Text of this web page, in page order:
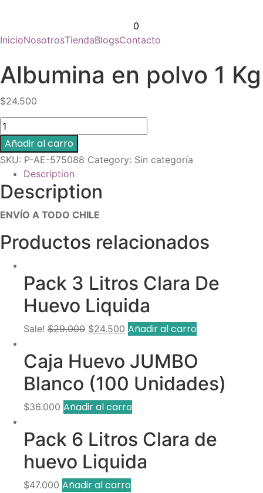
0
InicioNosotrosTiendaBlogsContacto
Albumina en polvo 1 Kg
$24.500
Albumina
en
polvo
1
quantity
Añadir al carro
SKU: P-AE-575088 Category: Sin categoría
Description
Description
ENVÍO A TODO CHILE
Productos relacionados
Pack 3 Litros Clara De
Huevo Liquida
Sale! $29.000 Original
was:
$29.000.
$24.500 Current
$24.500.
Añadir al carro
Caja Huevo JUMBO
Blanco (100 Unidades)
$36.000 Añadir al carro
Pack 6 Litros Clara de
huevo Liquida
$47.000 Añadir al carro